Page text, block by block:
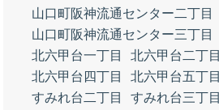
山口町阪神流通センター二丁目
山口町阪神流通センター三丁目
北六甲台一丁目
北六甲台二丁目
北六甲台四丁目
北六甲台五丁目
すみれ台二丁目
すみれ台三丁目